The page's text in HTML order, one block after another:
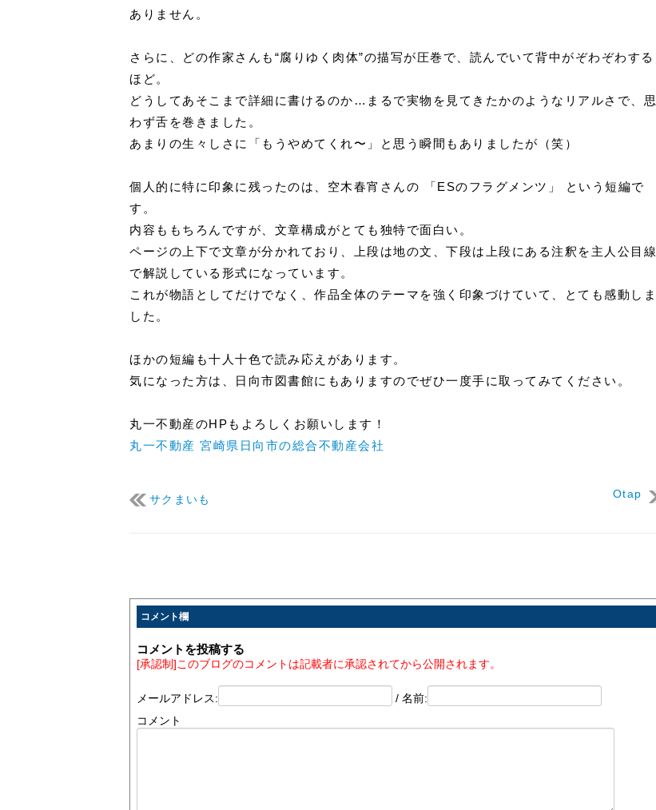
ありません。
さらに、どの作家さんも“腐りゆく肉体”の描写が圧巻で、読んでいて背中がぞわぞわする
ほど。
どうしてあそこまで詳細に書けるのか…まるで実物を見てきたかのようなリアルさで、思
わず舌を巻きました。
あまりの生々しさに「もうやめてくれ〜」と思う瞬間もありましたが（笑）
個人的に特に印象に残ったのは、空木春宵さんの 「ESのフラグメンツ」 という短編で
す。
内容ももちろんですが、文章構成がとても独特で面白い。
ページの上下で文章が分かれており、上段は地の文、下段は上段にある注釈を主人公目線
で解説している形式になっています。
これが物語としてだけでなく、作品全体のテーマを強く印象づけていて、とても感動しま
した。
ほかの短編も十人十色で読み応えがあります。
気になった方は、日向市図書館にもありますのでぜひ一度手に取ってみてください。
丸一不動産のHPもよろしくお願いします！
丸一不動産 宮崎県日向市の総合不動産会社
サクまいも Otap
コメント欄
コメントを投稿する
[承認制]このブログのコメントは記載者に承認されてから公開されます。
メールアドレス:
/ 名前:
コメント